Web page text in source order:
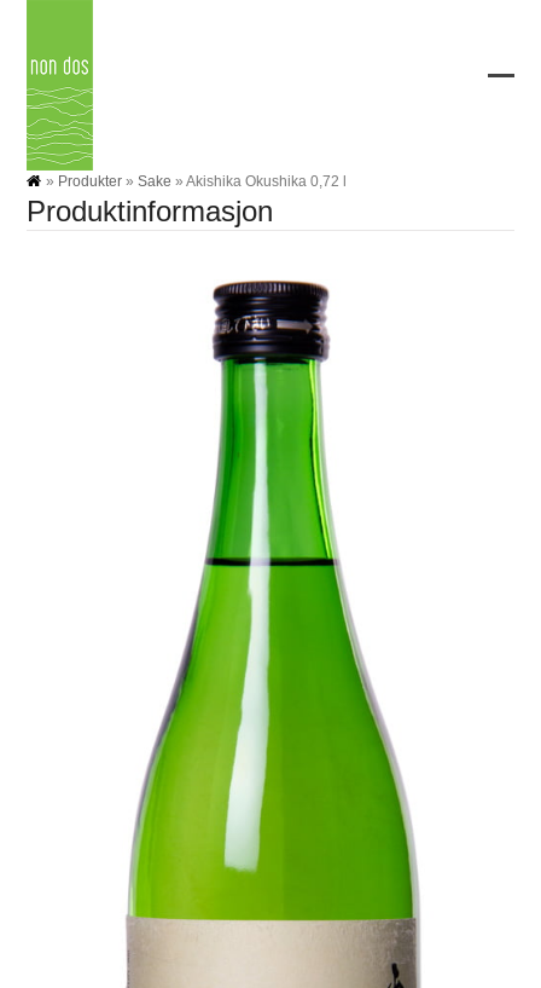
content
» Produkter »Sake »Akishika Okushika 0,72 l
Produktinformasjon